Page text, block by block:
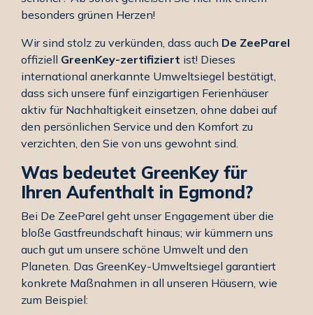
besonders grünen Herzen!
Wir sind stolz zu verkünden, dass auch De ZeeParel
offiziell GreenKey-zertifiziert ist! Dieses
international anerkannte Umweltsiegel bestätigt,
dass sich unsere fünf einzigartigen Ferienhäuser
aktiv für Nachhaltigkeit einsetzen, ohne dabei auf
den persönlichen Service und den Komfort zu
verzichten, den Sie von uns gewohnt sind.
Was bedeutet GreenKey für
Ihren Aufenthalt in Egmond?
Bei De ZeeParel geht unser Engagement über die
bloße Gastfreundschaft hinaus; wir kümmern uns
auch gut um unsere schöne Umwelt und den
Planeten. Das GreenKey-Umweltsiegel garantiert
konkrete Maßnahmen in all unseren Häusern, wie
zum Beispiel: